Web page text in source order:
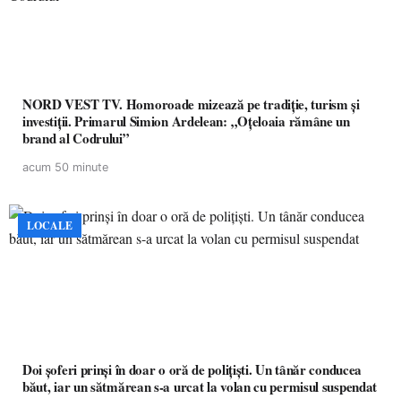
NORD VEST TV. Homoroade mizează pe tradiție, turism și
investiții. Primarul Simion Ardelean: „Oțeloaia rămâne un
brand al Codrului”
acum 50 minute
LOCALE
Doi șoferi prinși în doar o oră de polițiști. Un tânăr conducea
băut, iar un sătmărean s-a urcat la volan cu permisul suspendat